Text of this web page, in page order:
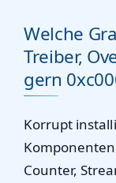
Welche
Treiber,
gern
Korrupt
Komponenten
Counter,